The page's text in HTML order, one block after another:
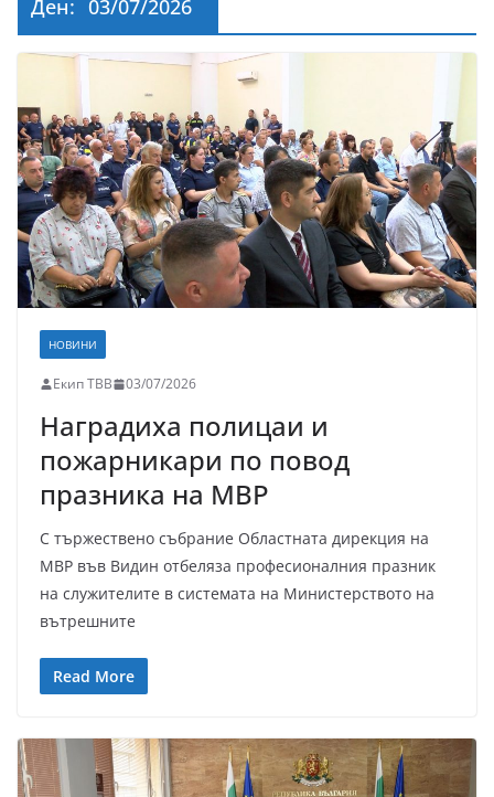
Ден: 03/07/2026
НОВИНИ
Екип ТВВ 03/07/2026
Наградиха полицаи и
пожарникари по повод
празника на МВР
С тържествено събрание Областната дирекция на
МВР във Видин отбеляза професионалния празник
на служителите в системата на Министерството на
вътрешните
Read More